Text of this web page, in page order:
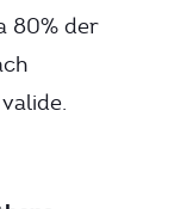
80% der